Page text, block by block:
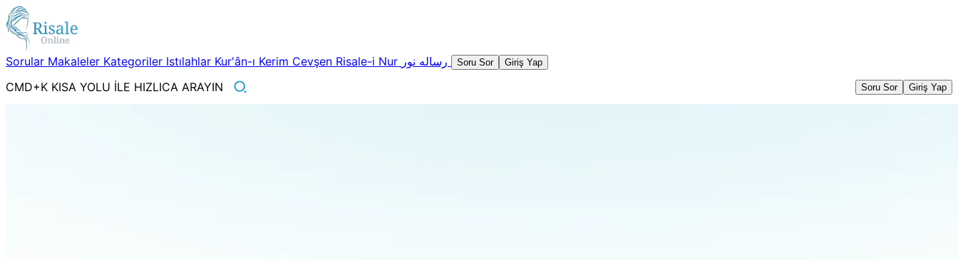
Sorular Makaleler Kategoriler Istılahlar Kur'ân-ı Kerim Cevşen Risale-i Nur Soru Sor Giriş Yap
CMD+K KISA YOLU İLE HIZLICA ARAYIN Soru Sor Giriş Yap